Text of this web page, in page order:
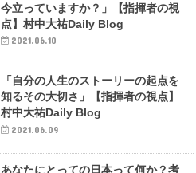
今立っていますか？」【指揮者の視
点】村中大祐Daily Blog
2021.06.10
「自分の人生のストーリーの起点を
知るその大切さ」【指揮者の視点】
村中大祐Daily Blog
2021.06.09
あなたにとっての日本って何か？考